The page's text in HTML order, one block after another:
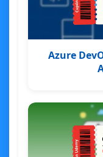
Azure